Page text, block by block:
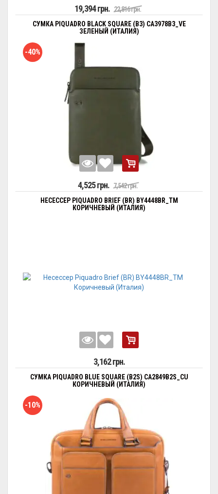
19,394 грн. 22,816 грн.
СУМКА PIQUADRO BLACK SQUARE (B3) CA3978B3_VE
ЗЕЛЕНЫЙ (ИТАЛИЯ)
-40%
4,525 грн. 7,542 грн.
НЕСЕССЕР PIQUADRO BRIEF (BR) BY4448BR_TM
КОРИЧНЕВЫЙ (ИТАЛИЯ)
3,162 грн.
СУМКА PIQUADRO BLUE SQUARE (B2S) CA2849B2S_CU
КОРИЧНЕВЫЙ (ИТАЛИЯ)
-10%